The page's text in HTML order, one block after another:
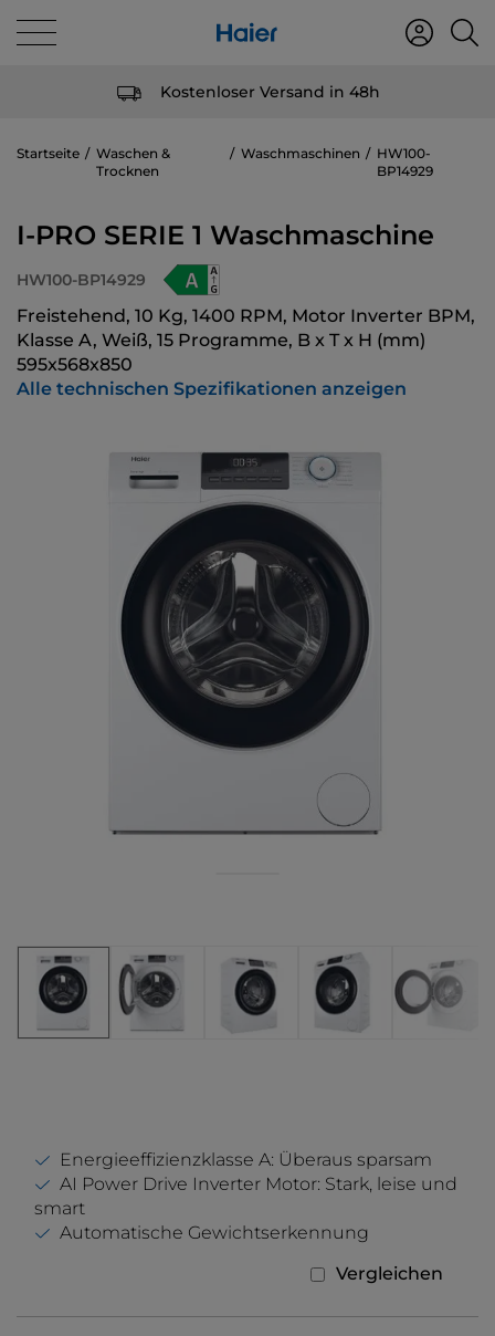
Kostenloser Versand in 48h
Startseite
Waschen &
Trocknen
Waschmaschinen
HW100-
BP14929
I-PRO SERIE 1 Waschmaschine
HW100-BP14929
Freistehend, 10 Kg, 1400 RPM, Motor Inverter BPM,
Klasse A, Weiß, 15 Programme, B x T x H (mm)
595x568x850
Alle technischen Spezifikationen anzeigen
Energieeffizienzklasse A: Überaus sparsam
AI Power Drive Inverter Motor: Stark, leise und
smart
Automatische Gewichtserkennung
Vergleichen